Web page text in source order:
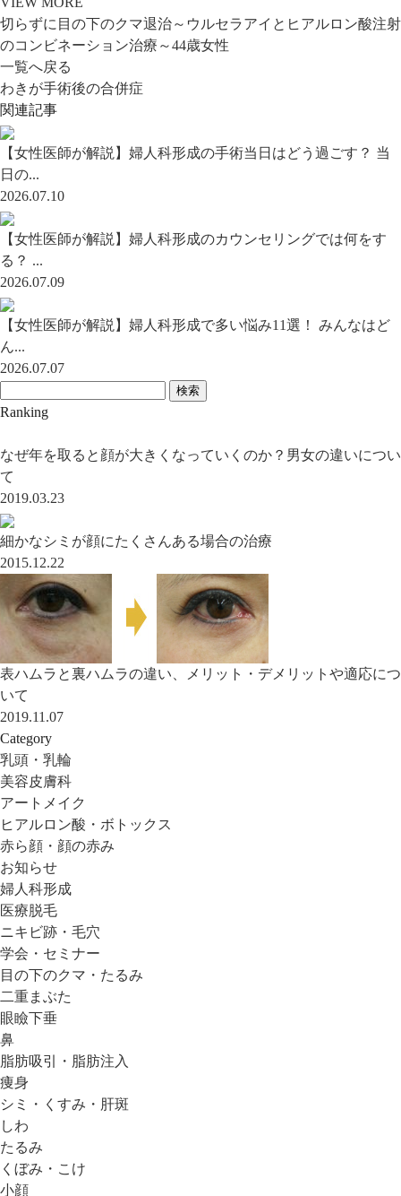
切らずに目の下のクマ退治～ウルセラアイとヒアルロン酸注射
のコンビネーション治療～44歳女性
一覧へ戻る
わきが手術後の合併症
関連記事
【女性医師が解説】婦人科形成の手術当日はどう過ごす？ 当
日の...
2026.07.10
【女性医師が解説】婦人科形成のカウンセリングでは何をす
る？ ...
2026.07.09
【女性医師が解説】婦人科形成で多い悩み11選！ みんなはど
ん...
2026.07.07
検索
Ranking
なぜ年を取ると顔が大きくなっていくのか？男女の違いについ
て
2019.03.23
細かなシミが顔にたくさんある場合の治療
2015.12.22
表ハムラと裏ハムラの違い、メリット・デメリットや適応につ
いて
2019.11.07
Category
乳頭・乳輪
美容皮膚科
アートメイク
ヒアルロン酸・ボトックス
赤ら顔・顔の赤み
お知らせ
婦人科形成
医療脱毛
ニキビ跡・毛穴
学会・セミナー
目の下のクマ・たるみ
二重まぶた
眼瞼下垂
鼻
脂肪吸引・脂肪注入
痩身
シミ・くすみ・肝斑
しわ
たるみ
くぼみ・こけ
小顔